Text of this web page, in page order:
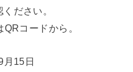
ださい。
コードから。
月15日